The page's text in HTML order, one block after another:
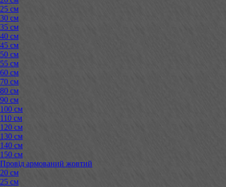
25 см
30 см
35 см
40 см
45 см
50 см
55 см
60 см
70 см
80 см
90 см
100 см
110 см
120 см
130 см
140 см
150 см
Провід армований жовтий
20 см
25 см